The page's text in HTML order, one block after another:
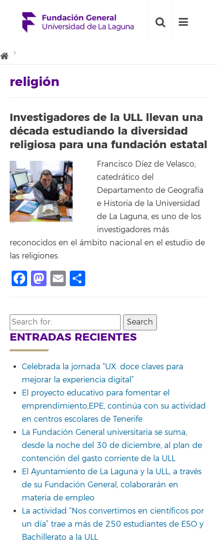
religión
Investigadores de la ULL llevan una
década estudiando la diversidad
religiosa para una fundación estatal
Francisco Díez de Velasco,
catedrático del
Departamento de Geografía
e Historia de la Universidad
de La Laguna, es uno de los
investigadores más
reconocidos en el ámbito nacional en el estudio de
las religiones.
Facebook
Mastodon
Email
Search
for:
ENTRADAS RECIENTES
Celebrada la jornada “UX: doce claves para
mejorar la experiencia digital”
El proyecto educativo para fomentar el
emprendimiento,EPE, continúa con su actividad
en centros escolares de Tenerife
La Fundación General universitaria se suma,
desde la noche del 30 de diciembre, al plan de
contención del gasto corriente de la ULL
El Ayuntamiento de La Laguna y la ULL, a través
de su Fundación General, colaborarán en
materia de empleo
La actividad “Nos convertimos en científicos por
un día” trae a más de 250 estudiantes de ESO y
Bachillerato a la ULL